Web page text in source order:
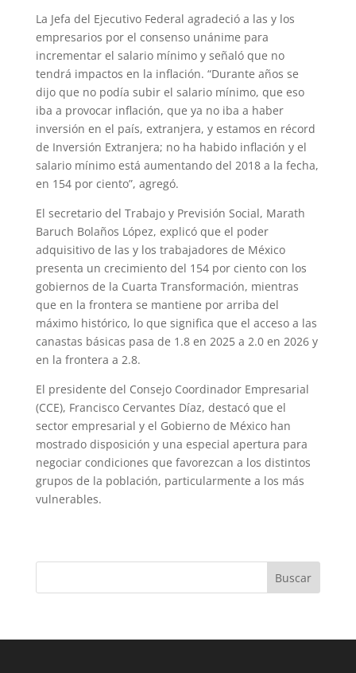
La Jefa del Ejecutivo Federal agradeció a las y los
empresarios por el consenso unánime para
incrementar el salario mínimo y señaló que no
tendrá impactos en la inflación. “Durante años se
dijo que no podía subir el salario mínimo, que eso
iba a provocar inflación, que ya no iba a haber
inversión en el país, extranjera, y estamos en récord
de Inversión Extranjera; no ha habido inflación y el
salario mínimo está aumentando del 2018 a la fecha,
en 154 por ciento”, agregó.
El secretario del Trabajo y Previsión Social, Marath
Baruch Bolaños López, explicó que el poder
adquisitivo de las y los trabajadores de México
presenta un crecimiento del 154 por ciento con los
gobiernos de la Cuarta Transformación, mientras
que en la frontera se mantiene por arriba del
máximo histórico, lo que significa que el acceso a las
canastas básicas pasa de 1.8 en 2025 a 2.0 en 2026 y
en la frontera a 2.8.
El presidente del Consejo Coordinador Empresarial
(CCE), Francisco Cervantes Díaz, destacó que el
sector empresarial y el Gobierno de México han
mostrado disposición y una especial apertura para
negociar condiciones que favorezcan a los distintos
grupos de la población, particularmente a los más
vulnerables.
Buscar